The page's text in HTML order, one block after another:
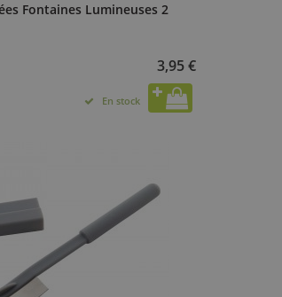
Fontaines Lumineuses 2
3,95 €
En stock